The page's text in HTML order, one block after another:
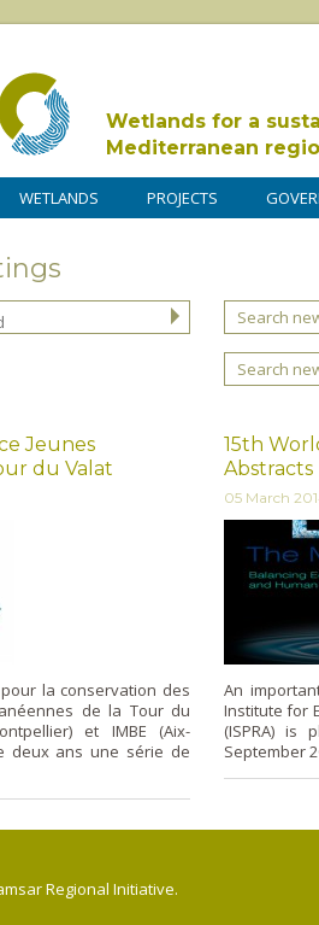
Wetlands for a
Mediterranean
WETLANDS PROJECTS
Search
Search
Jeunes
du Valat
la conservation des
de la Tour du
et IMBE (Aix-
deux ans une série de
15th
Abstracts
05 March
An
Institute for
(ISPRA) is
September
Regional Initiative.